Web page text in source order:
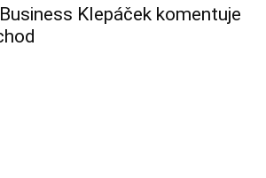
Klepáček komentuje